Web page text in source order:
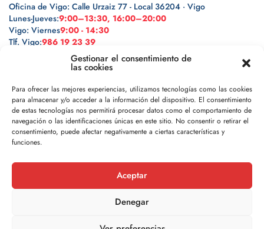
Gestionar el consentimiento de
las cookies
Para ofrecer las mejores experiencias, utilizamos tecnologías como las cookies
para almacenar y/o acceder a la información del dispositivo. El consentimiento
de estas tecnologías nos permitirá procesar datos como el comportamiento de
navegación o las identificaciones únicas en este sitio. No consentir o retirar el
consentimiento, puede afectar negativamente a ciertas características y
funciones.
Aceptar
Denegar
Oficina de Vigo: Calle Urzaiz 77 - Local 36204 · Vigo
Lunes-Jueves:9:00–13:30, 16:00–20:00
Vigo: Viernes9:00 - 14:30
Tlf. Vigo:986 19 23 39
Legal
Política de privacidad